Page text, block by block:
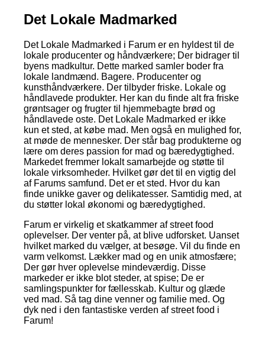
Det Lokale Madmarked
Det Lokale Madmarked i Farum er en hyldest til de
lokale producenter og håndværkere; Der bidrager til
byens madkultur. Dette marked samler boder fra
lokale landmænd. Bagere. Producenter og
kunsthåndværkere. Der tilbyder friske. Lokale og
håndlavede produkter. Her kan du finde alt fra friske
grøntsager og frugter til hjemmebagte brød og
håndlavede oste. Det Lokale Madmarked er ikke
kun et sted, at købe mad. Men også en mulighed for,
at møde de mennesker. Der står bag produkterne og
lære om deres passion for mad og bæredygtighed.
Markedet fremmer lokalt samarbejde og støtte til
lokale virksomheder. Hvilket gør det til en vigtig del
af Farums samfund. Det er et sted. Hvor du kan
finde unikke gaver og delikatesser. Samtidig med, at
du støtter lokal økonomi og bæredygtighed.
Farum er virkelig et skatkammer af street food
oplevelser. Der venter på, at blive udforsket. Uanset
hvilket marked du vælger, at besøge. Vil du finde en
varm velkomst. Lækker mad og en unik atmosfære;
Der gør hver oplevelse mindeværdig. Disse
markeder er ikke blot steder, at spise; De er
samlingspunkter for fællesskab. Kultur og glæde
ved mad. Så tag dine venner og familie med. Og
dyk ned i den fantastiske verden af street food i
Farum!